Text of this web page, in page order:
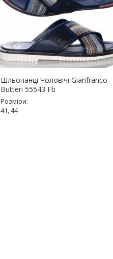
Шльопанці Чоловічі Gianfranco
Butteri 55543 Fb
Розміри:
41, 44